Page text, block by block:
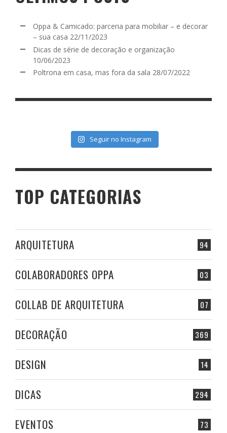
Oppa & Camicado: parceria para mobiliar – e decorar
– sua casa 22/11/2023
Dicas de série de decoração e organização
10/06/2023
Poltrona em casa, mas fora da sala 28/07/2022
Seguir no Instagram
TOP CATEGORIAS
94
ARQUITETURA
03
COLABORADORES OPPA
07
COLLAB DE ARQUITETURA
369
DECORAÇÃO
14
DESIGN
294
DICAS
73
EVENTOS